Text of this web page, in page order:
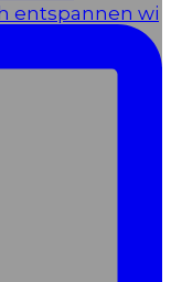
entspannen wi